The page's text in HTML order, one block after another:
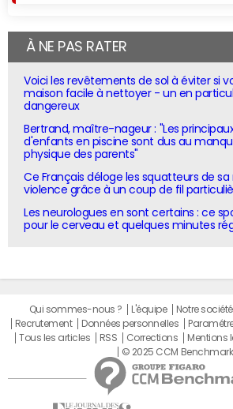
À NE PAS RATER
Voici les revêtements de sol à éviter si
maison facile à nettoyer - un en
dangereux
Bertrand, maître-nageur : "Les
d'enfants en piscine sont dus au
physique des parents"
Ce Français déloge les squatteurs de sa
violence grâce à un coup de fil
Les neurologues en sont certains : ce
pour le cerveau et quelques minutes
Qui sommes-nous ? L'équipe Notre société
Recrutement
Données personnelles
Tous les articles
RSS Corrections Mentions
© 2025 CCM Benchmark